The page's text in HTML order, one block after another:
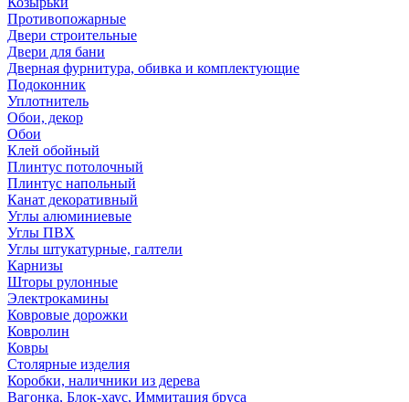
Противопожарные
Двери строительные
Двери для бани
Дверная фурнитура, обивка и комплектующие
Подоконник
Уплотнитель
Обои, декор
Обои
Клей обойный
Плинтус потолочный
Плинтус напольный
Канат декоративный
Углы алюминиевые
Углы ПВХ
Углы штукатурные, галтели
Карнизы
Шторы рулонные
Электрокамины
Ковровые дорожки
Ковролин
Ковры
Столярные изделия
Коробки, наличники из дерева
Вагонка, Блок-хаус, Иммитация бруса